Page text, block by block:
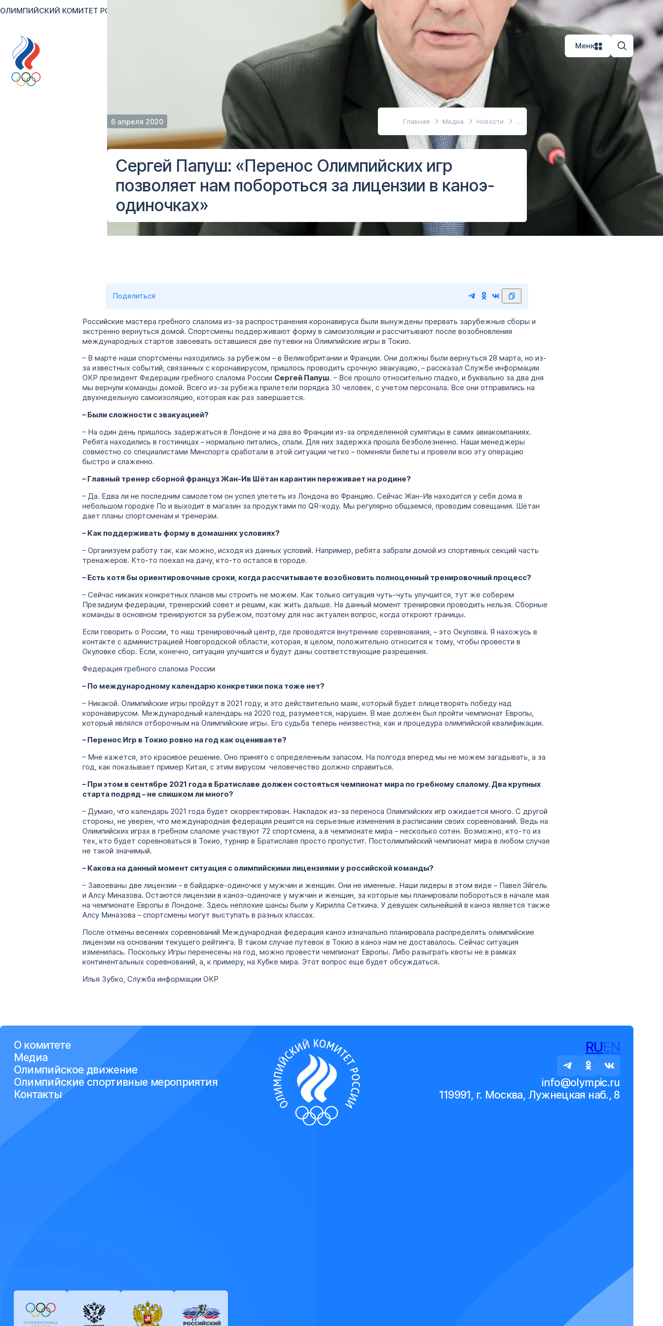
ОЛИМПИЙСКИЙ КОМИТЕТ РОССИИ
Меню
6 апреля 2020 Главная Медиа Новости
Сергей Папуш: «Перенос Олимпийских игр
позволяет нам побороться за лицензии в каноэ-
одиночках»
Поделиться
Российские мастера гребного слалома из-за распространения коронавируса были вынуждены прервать зарубежные сборы и
экстренно вернуться домой. Спортсмены поддерживают форму в самоизоляции и рассчитывают после возобновления
международных стартов завоевать оставшиеся две путевки на Олимпийские игры в Токио.
– В марте наши спортсмены находились за рубежом – в Великобритании и Франции. Они должны были вернуться 28 марта, но из-
за известных событий, связанных с коронавирусом, пришлось проводить срочную эвакуацию, – рассказал Службе информации
ОКР президент Федерации гребного слалома России Сергей Папуш. – Всё прошло относительно гладко, и буквально за два дня
мы вернули команды домой. Всего из-за рубежа прилетели порядка 30 человек, с учетом персонала. Все они отправились на
двухнедельную самоизоляцию, которая как раз завершается.
– Были сложности с эвакуацией?
– На один день пришлось задержаться в Лондоне и на два во Франции из-за определенной сумятицы в самих авиакомпаниях.
Ребята находились в гостиницах – нормально питались, спали. Для них задержка прошла безболезненно. Наши менеджеры
совместно со специалистами Минспорта сработали в этой ситуации четко – поменяли билеты и провели всю эту операцию
быстро и слаженно.
– Главный тренер сборной француз Жан-Ив Шётан карантин переживает на родине?
– Да. Едва ли не последним самолетом он успел улететь из Лондона во Францию. Сейчас Жан-Ив находится у себя дома в
небольшом городке По и выходит в магазин за продуктами по QR-коду. Мы регулярно общаемся, проводим совещания. Шётан
дает планы спортсменам и тренерам.
– Как поддерживать форму в домашних условиях?
– Организуем работу так, как можно, исходя из данных условий. Например, ребята забрали домой из спортивных секций часть
тренажеров. Кто-то поехал на дачу, кто-то остался в городе.
– Есть хотя бы ориентировочные сроки, когда рассчитываете возобновить полноценный тренировочный процесс?
– Сейчас никаких конкретных планов мы строить не можем. Как только ситуация чуть-чуть улучшится, тут же соберем
Президиум федерации, тренерский совет и решим, как жить дальше. На данный момент тренировки проводить нельзя. Сборные
команды в основном тренируются за рубежом, поэтому для нас актуален вопрос, когда откроют границы.
Если говорить о России, то наш тренировочный центр, где проводятся внутренние соревнования, – это Окуловка. Я нахожусь в
контакте с администрацией Новгородской области, которая, в целом, положительно относится к тому, чтобы провести в
Окуловке сбор. Если, конечно, ситуация улучшится и будут даны соответствующие разрешения.
Федерация гребного слалома России
– По международному календарю конкретики пока тоже нет?
– Никакой. Олимпийские игры пройдут в 2021 году, и это действительно маяк, который будет олицетворять победу над
коронавирусом. Международный календарь на 2020 год, разумеется, нарушен. В мае должен был пройти чемпионат Европы,
который являлся отборочным на Олимпийские игры. Его судьба теперь неизвестна, как и процедура олимпийской квалификации.
– Перенос Игр в Токио ровно на год как оцениваете?
– Мне кажется, это красивое решение. Оно принято с определенным запасом. На полгода вперед мы не можем загадывать, а за
год, как показывает пример Китая, с этим вирусом человечество должно справиться.
– При этом в сентябре 2021 года в Братиславе должен состояться чемпионат мира по гребному слалому. Два крупных
старта подряд – не слишком ли много?
– Думаю, что календарь 2021 года будет скорректирован. Накладок из-за переноса Олимпийских игр ожидается много. С другой
стороны, не уверен, что международная федерация решится на серьезные изменения в расписании своих соревнований. Ведь на
Олимпийских играх в гребном слаломе участвуют 72 спортсмена, а в чемпионате мира – несколько сотен. Возможно, кто-то из
тех, кто будет соревноваться в Токио, турнир в Братиславе просто пропустит. Постолимпийский чемпионат мира в любом случае
не такой значимый.
– Какова на данный момент ситуация с олимпийскими лицензиями у российской команды?
– Завоеваны две лицензии – в байдарке-одиночке у мужчин и женщин. Они не именные. Наши лидеры в этом виде – Павел Эйгель
и Алсу Миназова. Остаются лицензии в каноэ-одиночке у мужчин и женщин, за которые мы планировали побороться в начале мая
на чемпионате Европы в Лондоне. Здесь неплохие шансы были у Кирилла Сеткина. У девушек сильнейшей в каноэ является также
Алсу Миназова – спортсмены могут выступать в разных классах.
После отмены весенних соревнований Международная федерация каноэ изначально планировала распределять олимпийские
лицензии на основании текущего рейтинга. В таком случае путевок в Токио в каноэ нам не доставалось. Сейчас ситуация
изменилась. Поскольку Игры перенесены на год, можно провести чемпионат Европы. Либо разыграть квоты не в рамках
континентальных соревнований, а, к примеру, на Кубке мира. Этот вопрос еще будет обсуждаться.
Илья Зубко, Служба информации ОКР
О комитете
Медиа
Олимпийское движение
Олимпийские спортивные мероприятия
Контакты
RUEN
info@olympic.ru
119991, г. Москва, Лужнецкая наб., 8